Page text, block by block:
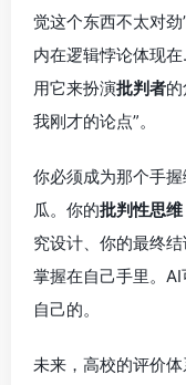
觉这个东西不太对
内在逻辑悖论体现
用它来扮演批判者
我刚才的论点”。
你必须成为那个手
瓜。你的批判性思维
究设计、你的最终
掌握在自己手里。
自己的。
未来，高校的评价